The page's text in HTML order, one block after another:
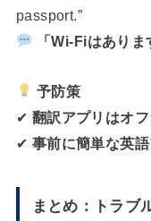
passport.”
「Wi-Fiはありま
予防策
✔ 翻訳アプリはオ
✔ 事前に簡単な英
まとめ：トラブ